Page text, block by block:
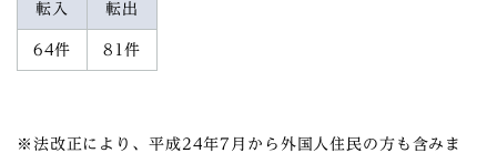
転入 転出
64件 81件
※法改正により、平成24年7月から外国人住民の方も含みま